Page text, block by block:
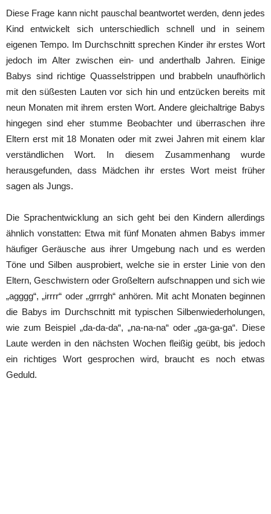
Diese Frage kann nicht pauschal beantwortet werden, denn jedes
Kind entwickelt sich unterschiedlich schnell und in seinem
eigenen Tempo. Im Durchschnitt sprechen Kinder ihr erstes Wort
jedoch im Alter zwischen ein- und anderthalb Jahren. Einige
Babys sind richtige Quasselstrippen und brabbeln unaufhörlich
mit den süßesten Lauten vor sich hin und entzücken bereits mit
neun Monaten mit ihrem ersten Wort. Andere gleichaltrige Babys
hingegen sind eher stumme Beobachter und überraschen ihre
Eltern erst mit 18 Monaten oder mit zwei Jahren mit einem klar
verständlichen Wort. In diesem Zusammenhang wurde
herausgefunden, dass Mädchen ihr erstes Wort meist früher
sagen als Jungs.
Die Sprachentwicklung an sich geht bei den Kindern allerdings
ähnlich vonstatten: Etwa mit fünf Monaten ahmen Babys immer
häufiger Geräusche aus ihrer Umgebung nach und es werden
Töne und Silben ausprobiert, welche sie in erster Linie von den
Eltern, Geschwistern oder Großeltern aufschnappen und sich wie
„agggg“, „irrrr“ oder „grrrgh“ anhören. Mit acht Monaten beginnen
die Babys im Durchschnitt mit typischen Silbenwiederholungen,
wie zum Beispiel „da-da-da“, „na-na-na“ oder „ga-ga-ga“. Diese
Laute werden in den nächsten Wochen fleißig geübt, bis jedoch
ein richtiges Wort gesprochen wird, braucht es noch etwas
Geduld.